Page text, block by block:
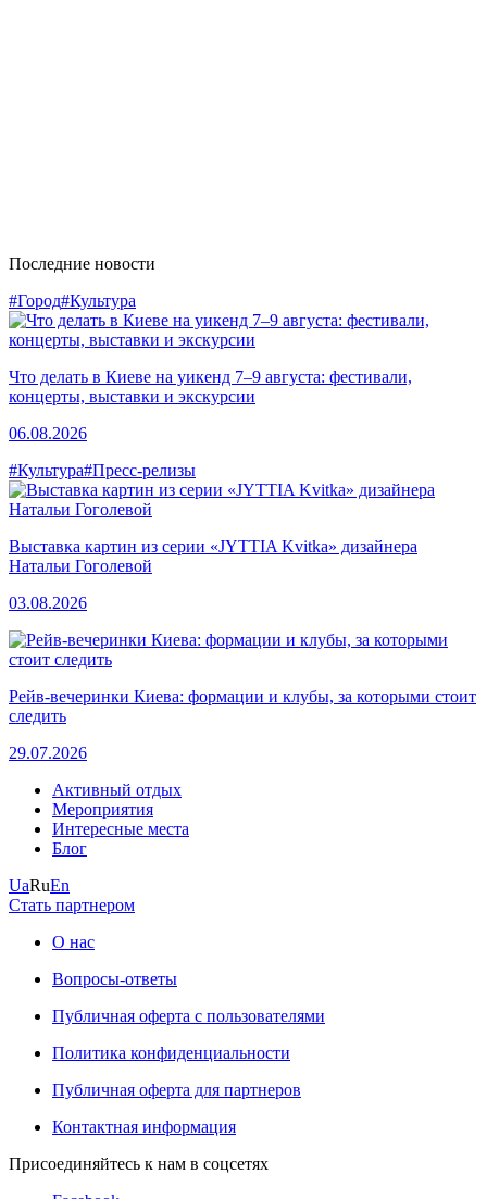
Последние новости
#Город#Культура
Что делать в Киеве на уикенд 7–9 августа: фестивали,
концерты, выставки и экскурсии
06.08.2026
#Культура#Пресс-релизы
Выставка картин из серии «JYTTIA Kvitka» дизайнера
Натальи Гоголевой
03.08.2026
Рейв-вечеринки Киева: формации и клубы, за которыми стоит
следить
29.07.2026
Активный отдых
Мероприятия
Интересные места
Блог
UaRuEn
Стать партнером
О нас
Вопросы-ответы
Публичная оферта с пользователями
Политика конфиденциальности
Публичная оферта для партнеров
Контактная информация
Присоединяйтесь к нам в соцсетях